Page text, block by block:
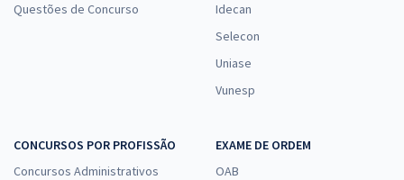
Questões de Concurso
Idecan
Selecon
Uniase
Vunesp
CONCURSOS POR PROFISSÃO
Concursos Administrativos
EXAME DE ORDEM
OAB